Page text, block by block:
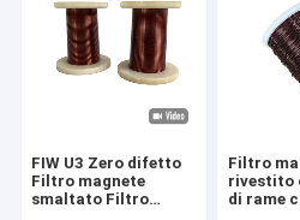
FIW U3 Zero difetto
Filtro magnete
smaltato Filtro
Filtro
rivestito
di rame